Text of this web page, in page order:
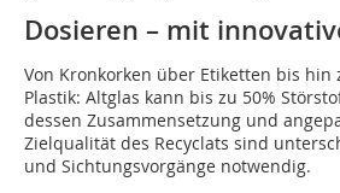
Dosieren – mit
Von Kronkorken über Etiketten bis hin
Plastik: Altglas kann bis zu 50%
dessen Zusammensetzung und
Zielqualität des Recyclats sind
und Sichtungsvorgänge notwendig.